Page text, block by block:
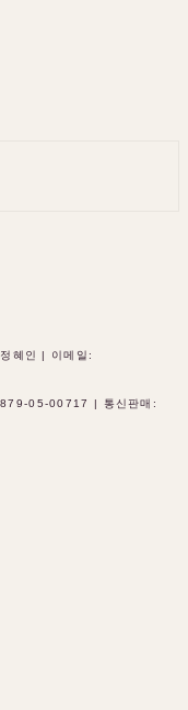
혜인 | 이메일:
879-05-00717
| 통신판매: